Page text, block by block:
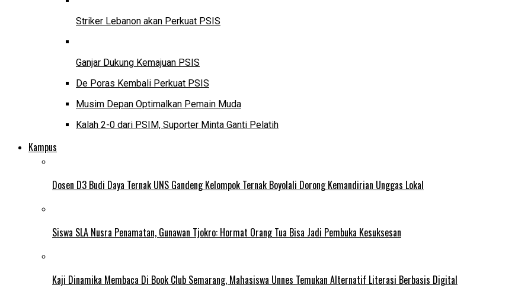
Striker Lebanon akan Perkuat PSIS
Ganjar Dukung Kemajuan PSIS
De Poras Kembali Perkuat PSIS
Musim Depan Optimalkan Pemain Muda
Kalah 2-0 dari PSIM, Suporter Minta Ganti Pelatih
Kampus
Dosen D3 Budi Daya Ternak UNS Gandeng Kelompok Ternak Boyolali Dorong Kemandirian Unggas Lokal
Siswa SLA Nusra Penamatan, Gunawan Tjokro: Hormat Orang Tua Bisa Jadi Pembuka Kesuksesan
Kaji Dinamika Membaca Di Book Club Semarang, Mahasiswa Unnes Temukan Alternatif Literasi Berbasis Digital